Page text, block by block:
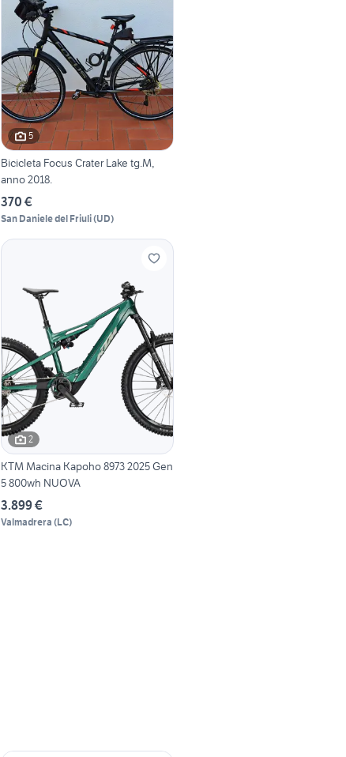
5
Bicicleta Focus Crater Lake tg.M,
anno 2018.
370 €
San Daniele del Friuli(UD)
2
KTM Macina Kapoho 8973 2025 Gen
5 800wh NUOVA
3.899 €
Valmadrera (LC)